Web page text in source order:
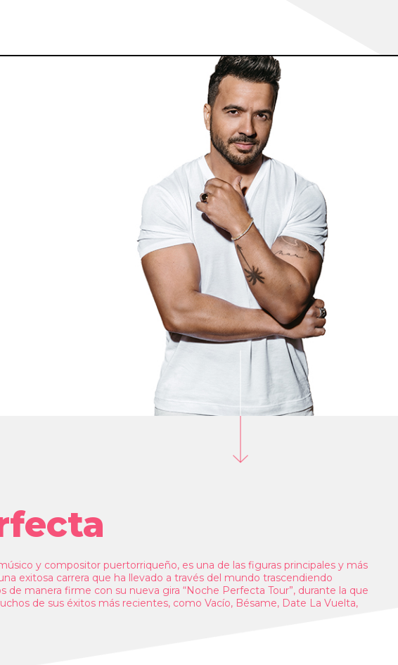
y compositor puertorriqueño, es una de las figuras principales y más
exitosa carrera que ha llevado a través del mundo trascendiendo
de manera firme con su nueva gira “Noche Perfecta Tour”, durante la que
de sus éxitos más recientes, como Vacío, Bésame, Date La Vuelta,